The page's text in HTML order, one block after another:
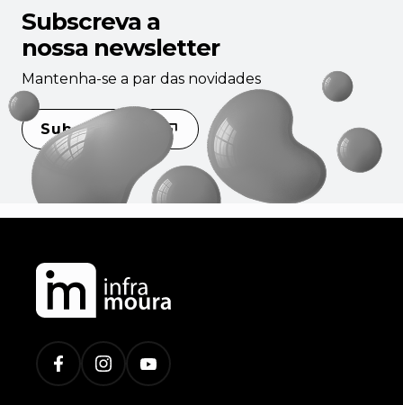
Subscreva a
nossa newsletter
Mantenha-se a par das novidades
Subscrever